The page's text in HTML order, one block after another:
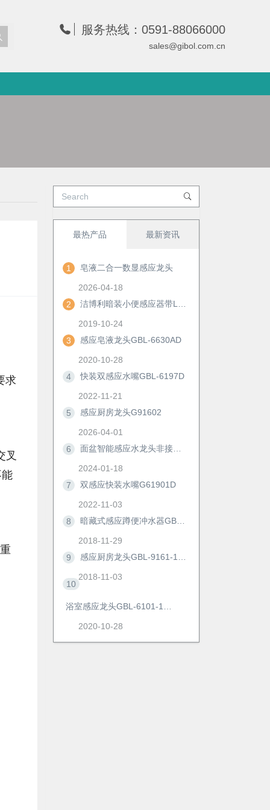
服务热线：0591-88066000
sales@gibol.com.cn
求
叉
最热产品 最新资讯
1 皂液二合一数显感应龙头
2026-04-18
2
2019-10-24
3
感应皂液龙头GBL-6630AD
2020-10-28
4
快装双感应水嘴GBL-6197D
2022-11-21
5
感应厨房龙头G91602
2026-04-01
6
2024-01-18
7
双感应快装水嘴G61901D
2022-11-03
8
2018-11-29
9
2018-11-03
10
2020-10-28